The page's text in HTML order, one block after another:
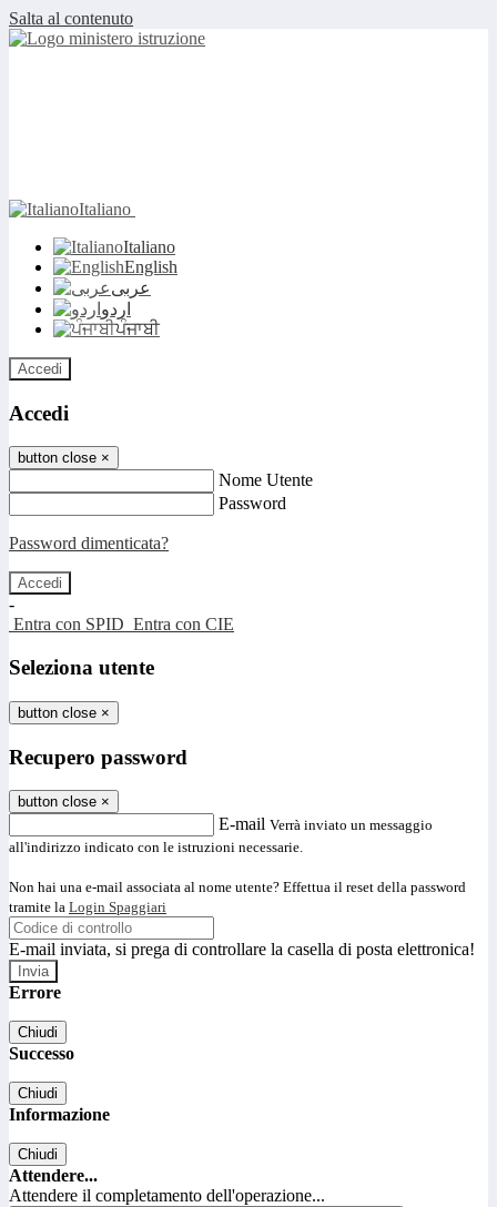
Salta al contenuto
Italiano
Italiano
English
عربى
اردو
ਪੰਜਾਬੀ
Accedi
Accedi
button close ×
Nome Utente
Password
Password dimenticata?
-
Entra con SPID Entra con CIE
Seleziona utente
button close ×
Recupero password
button close ×
E-mail Verrà inviato un messaggio
all'indirizzo indicato con le istruzioni necessarie.
Non hai una e-mail associata al nome utente? Effettua il reset della password
tramite la Login Spaggiari
E-mail inviata, si prega di controllare la casella di posta elettronica!
Errore
Chiudi
Successo
Chiudi
Informazione
Chiudi
Attendere...
Attendere il completamento dell'operazione...